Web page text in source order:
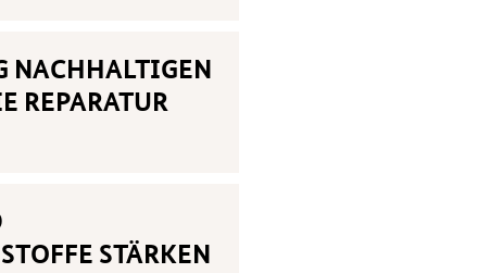
NACHHALTIGEN
REPARATUR
STÄRKEN